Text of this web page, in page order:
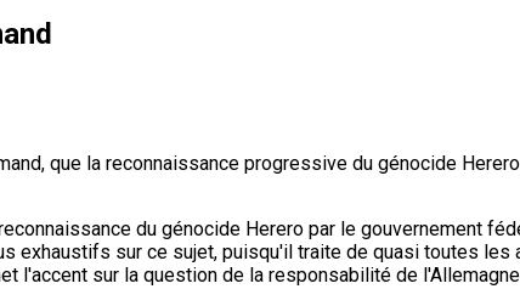
que la reconnaissance progressive du génocide
du génocide Herero par le gouvernement
exhaustifs sur ce sujet, puisqu'il traite de quasi toutes
l'accent sur la question de la responsabilité de l'Allemagne